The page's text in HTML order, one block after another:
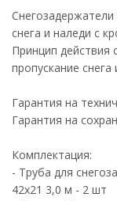
снега и наледи с
Принцип
пропускание
Гарантия на
Гарантия на
Комплектация:
- Труба для
42х21 3,0 м - 2 шт